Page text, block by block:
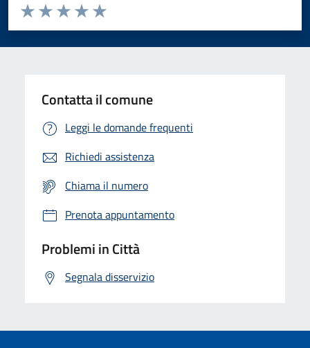
Domanda
Valuta da 1 a 5 stelle la pagina
Valuta 5 stelle su 5
Valuta 4 stelle su 5
Valuta 3 stelle su 5
Valuta 2 stelle su 5
Valuta 1 stelle su 5
Contatta il comune
Leggi le domande frequenti
Richiedi assistenza
Chiama il numero
Prenota appuntamento
Problemi in Città
Segnala disservizio